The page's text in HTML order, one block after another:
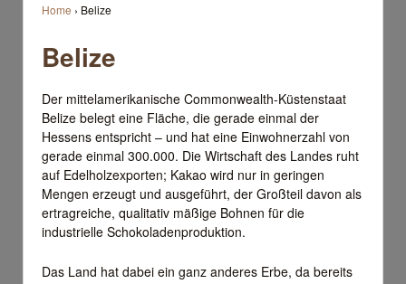
Home › Belize
Belize
Der mittelamerikanische Commonwealth-Küstenstaat
Belize belegt eine Fläche, die gerade einmal der
Hessens entspricht – und hat eine Einwohnerzahl von
gerade einmal 300.000. Die Wirtschaft des Landes ruht
auf Edelholzexporten; Kakao wird nur in geringen
Mengen erzeugt und ausgeführt, der Großteil davon als
ertragreiche, qualitativ mäßige Bohnen für die
industrielle Schokoladenproduktion.
Das Land hat dabei ein ganz anderes Erbe, da bereits